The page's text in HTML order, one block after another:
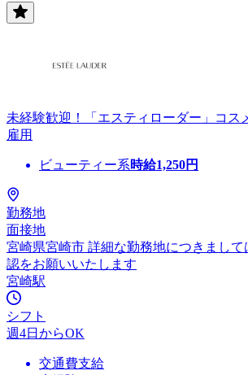
未経験歓迎！「エスティローダー」コ
雇用
ビューティー系時給1,250円
勤務地
面接地
宮崎県宮崎市 詳細な勤務地につきまし
認をお願いいたします
宮崎駅
シフト
週4日からOK
交通費支給